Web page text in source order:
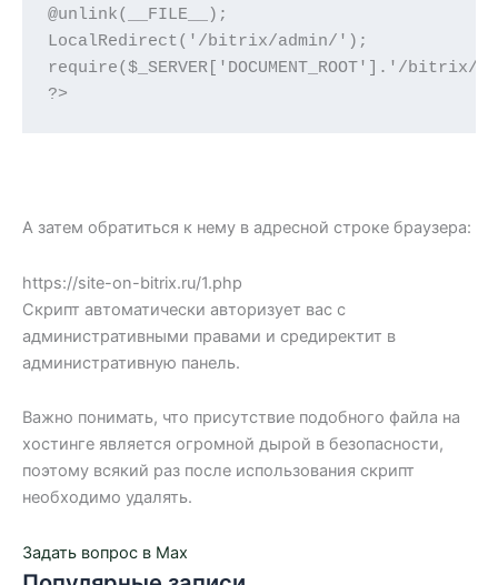
@unlink(__FILE__);
LocalRedirect('/bitrix/admin/');
require($_SERVER['DOCUMENT_ROOT'].'/
?>
А затем обратиться к нему в адресной строке браузера:
https://site-on-bitrix.ru/1.php
Скрипт автоматически авторизует вас с
административными правами и средиректит в
административную панель.
Важно понимать, что присутствие подобного файла на
хостинге является огромной дырой в безопасности,
поэтому всякий раз после использования скрипт
необходимо удалять.
Задать вопрос в Max